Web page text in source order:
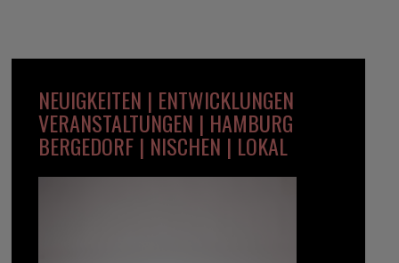
NEUIGKEITEN | ENTWICKLUNGEN
VERANSTALTUNGEN | HAMBURG
BERGEDORF | NISCHEN | LOKAL